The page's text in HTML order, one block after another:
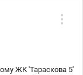
ЖК 'Тараскова 5'